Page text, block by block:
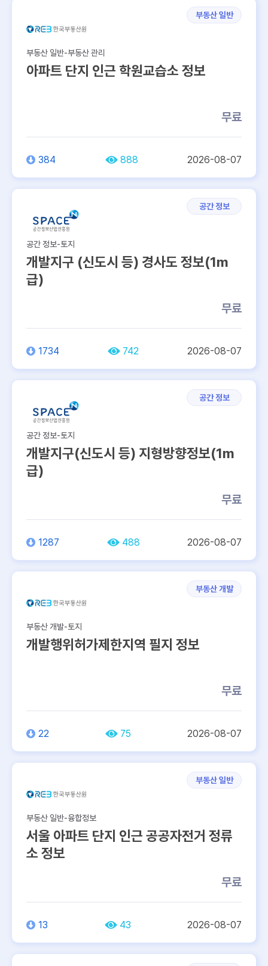
부동산 일반
부동산 일반-부동산 관리
아파트 단지 인근 학원교습소 정보
무료
384 888 2026-08-07
공간 정보
공간 정보-토지
개발지구 (신도시 등) 경사도 정보(1m
급)
무료
1734 742 2026-08-07
공간 정보
공간 정보-토지
개발지구(신도시 등) 지형방향정보(1m
급)
무료
1287 488 2026-08-07
부동산 개발
부동산 개발-토지
개발행위허가제한지역 필지 정보
무료
22 75 2026-08-07
부동산 일반
부동산 일반-융합정보
서울 아파트 단지 인근 공공자전거 정류
소 정보
무료
13 43 2026-08-07